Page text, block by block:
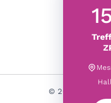
© 2026 CLEVIS
15